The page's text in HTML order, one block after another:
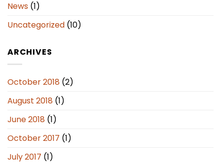
News (1)
Uncategorized (10)
ARCHIVES
October 2018 (2)
August 2018 (1)
June 2018 (1)
October 2017 (1)
July 2017 (1)